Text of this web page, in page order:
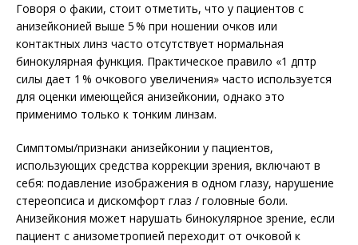
Говоря о факии, стоит отметить, что у пациентов с
анизейконией выше 5 % при ношении очков или
контактных линз часто отсутствует нормальная
бинокулярная функция. Практическое правило «1 дптр
силы дает 1 % очкового увеличения» часто используется
для оценки имеющейся анизейконии, однако это
применимо только к тонким линзам.
Симптомы/признаки анизейконии у пациентов,
использующих средства коррекции зрения, включают в
себя: подавление изображения в одном глазу, нарушение
стереопсиса и дискомфорт глаз / головные боли.
Анизейкония может нарушать бинокулярное зрение, если
пациент с анизометропией переходит от очковой к